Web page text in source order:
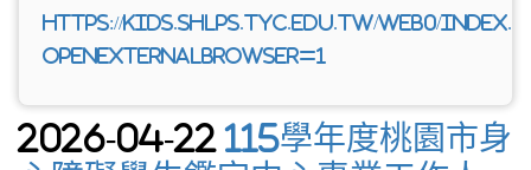
https://kids.shlps.tyc.edu.tw/web0/
openExternalBrowser=1
2026-04-22115學年度桃園市身